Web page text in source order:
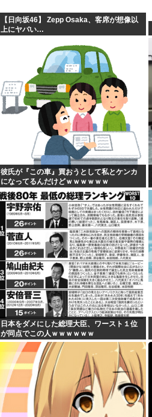
【日向坂46】 Zepp Osaka、客席が想像以
上にヤバい…
彼氏が『この車』買おうとして私とケンカ
になってるんだけどｗｗｗｗｗｗ
日本をダメにした総理大臣、ワースト１位
が同点でこの人ｗｗｗｗｗｗ